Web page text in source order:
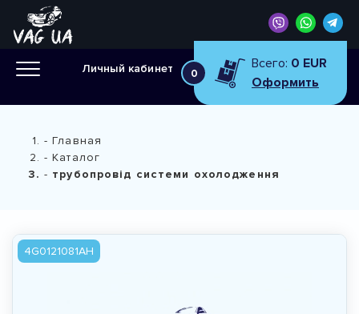
Личный кабинет 0
Всего: 0 EUR
Оформить
Главная
Каталог
трубопровід системи охолодження
4G0121081AH